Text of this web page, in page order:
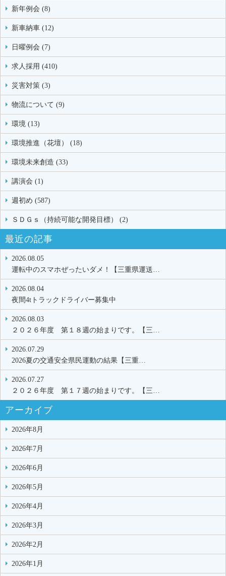
新年例会 (8)
新車納車 (12)
日曜例会 (7)
求人採用 (410)
災害対策 (3)
物流について (9)
環境 (13)
環境推進（花壇） (18)
環境未来創造 (33)
講演会 (1)
週初め (587)
ＳＤＧｓ（持続可能な開発目標） (2)
最近の記事
2026.08.05
運転中のスマホぜったいダメ！【三重県運送…
2026.08.04
夜間4tトラックドライバー募集中
2026.08.03
２０２６年度 第１８週の始まりです。【三…
2026.07.29
2026夏の交通安全県民運動の結果【三重…
2026.07.27
２０２６年度 第１７週の始まりです。【三…
アーカイブ
2026年8月
2026年7月
2026年6月
2026年5月
2026年4月
2026年3月
2026年2月
2026年1月